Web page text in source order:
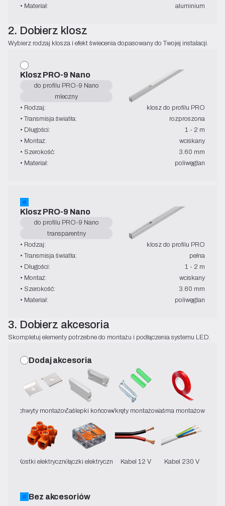
• Materiał:
aluminium
2. Dobierz klosz
Wybierz rodzaj klosza i efekt świecenia dopasowany do Twojej instalacji.
Klosz PRO-9 Nano
do profilu PRO-9 Nano
mleczny
• Rodzaj:
klosz do profilu PRO
• Transmisja światła:
rozproszona
• Długości:
1 - 2 m
• Montaż:
wciskany
• Szerokość:
3.60 mm
• Materiał:
poliwęglan
Klosz PRO-9 Nano
do profilu PRO-9 Nano
transparentny
• Rodzaj:
klosz do profilu PRO
• Transmisja światła:
pełna
• Długości:
1 - 2 m
• Montaż:
wciskany
• Szerokość:
3.60 mm
• Materiał:
poliwęglan
3. Dobierz akcesoria
Skompletuj elementy potrzebne do montażu i podłączenia systemu LED.
Dodaj akcesoria
Uchwyty montażoweZaślepki końcoweWkręty montażoweTaśma montażowa
Kostki elektryczneZłączki elektryczne Kabel 12 V Kabel 230 V
Bez akcesoriów